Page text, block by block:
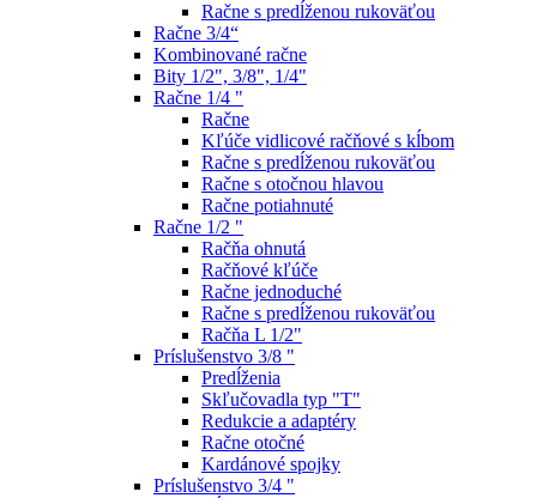
Račne s predĺženou rukoväťou
Račne 3/4“
Kombinované račne
Bity 1/2", 3/8", 1/4"
Račne 1/4 "
Račne
Kľúče vidlicové račňové s kĺbom
Račne s predĺženou rukoväťou
Račne s otočnou hlavou
Račne potiahnuté
Račne 1/2 "
Račňa ohnutá
Račňové kľúče
Račne jednoduché
Račne s predĺženou rukoväťou
Račňa L 1/2"
Príslušenstvo 3/8 "
Predĺženia
Skľučovadla typ "T"
Redukcie a adaptéry
Račne otočné
Kardánové spojky
Príslušenstvo 3/4 "